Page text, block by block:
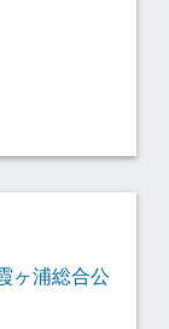
ヶ浦総合公